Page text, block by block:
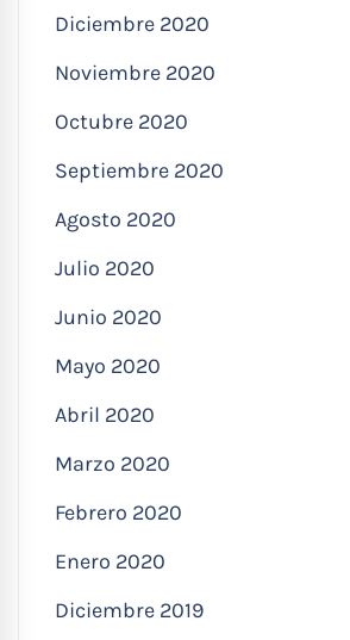
Diciembre 2020
Noviembre 2020
Octubre 2020
Septiembre 2020
Agosto 2020
Julio 2020
Junio 2020
Mayo 2020
Abril 2020
Marzo 2020
Febrero 2020
Enero 2020
Diciembre 2019